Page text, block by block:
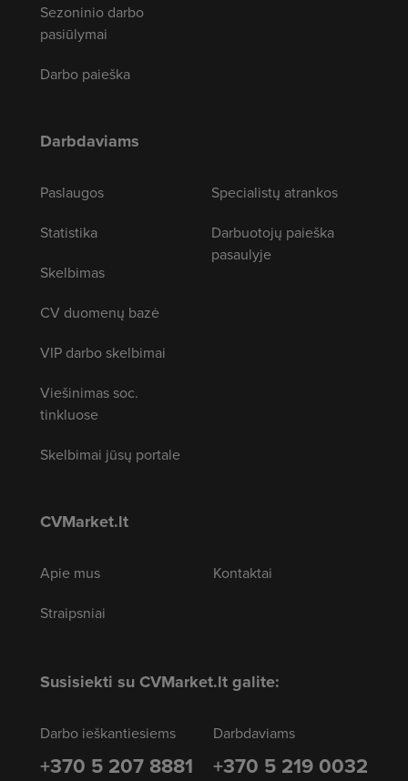
Sezoninio darbo
pasiūlymai
Darbo paieška
Darbdaviams
Paslaugos
Statistika
Skelbimas
CV duomenų bazė
VIP darbo skelbimai
Viešinimas soc.
tinkluose
Skelbimai jūsų portale
Specialistų atrankos
Darbuotojų paieška
pasaulyje
CVMarket.lt
Apie mus
Straipsniai
Kontaktai
Susisiekti su CVMarket.lt galite:
Darbo ieškantiesiems
+370 5 207 8881
Darbdaviams
+370 5 219 0032